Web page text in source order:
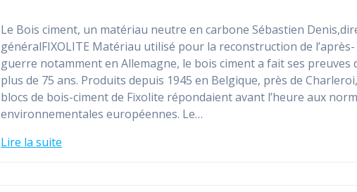
Le Bois ciment, un matériau neutre en carbone Sébastien
généralFIXOLITE Matériau utilisé pour la reconstruction de l’après-
guerre notamment en Allemagne, le bois ciment a fait ses preuves
plus de 75 ans. Produits depuis 1945 en Belgique, près de
blocs de bois-ciment de Fixolite répondaient avant l’heure aux
environnementales européennes. Le…
Lire la suite